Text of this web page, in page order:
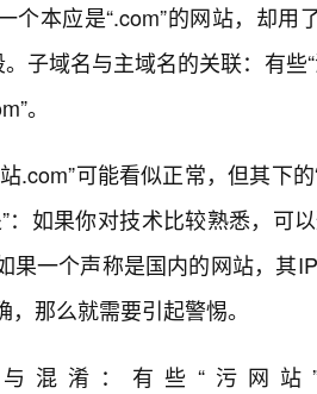
个本应是“.com”的网站，却用
。子域名与主域名的关联：有
。
.com”可能看似正常，但其下
：如果你对技术比较熟悉，可
果一个声称是国内的网站，其
那么就需要引起警惕。
混淆：有些“污网站